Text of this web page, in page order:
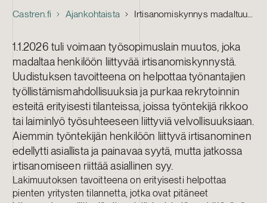
Castren.fi Ajankohtaista Irtisanomiskynnys madaltuu: mitä käytännössä tulee huomioida?
1.1.2026 tuli voimaan työsopimuslain muutos, joka
madaltaa henkilöön liittyvää irtisanomiskynnystä.
Uudistuksen tavoitteena on helpottaa työnantajien
työllistämismahdollisuuksia ja purkaa rekrytoinnin
esteitä erityisesti tilanteissa, joissa työntekijä rikkoo
tai laiminlyö työsuhteeseen liittyviä velvollisuuksiaan.
Aiemmin työntekijän henkilöön liittyvä irtisanominen
edellytti asiallista ja painavaa syytä, mutta jatkossa
irtisanomiseen riittää asiallinen syy.
Lakimuutoksen tavoitteena on erityisesti helpottaa
pienten yritysten tilannetta, jotka ovat pitäneet